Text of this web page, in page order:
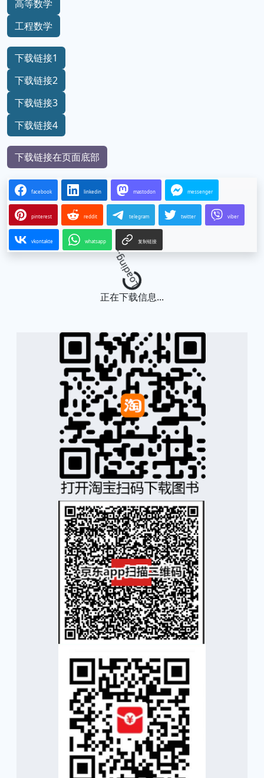
高等数学
工程数学
下载链接1
下载链接2
下载链接3
下载链接4
下载链接在页面底部
facebook linkedin mastodon messenger
pinterest reddit telegram twitter viber
vkontakte whatsapp 复制链接
Loading...
正在下载信息...